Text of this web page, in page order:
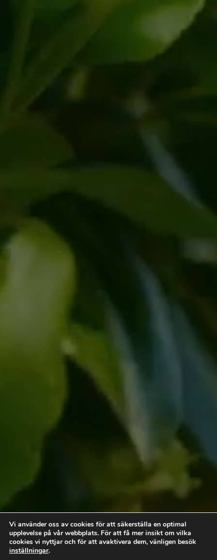
Vi hjälper dig skapa din
drömträdgård
Vi använder oss av cookies för att säkerställa en optimal
upplevelse på vår webbplats. För att få mer insikt om vilka
cookies vi nyttjar och för att avaktivera dem, vänligen besök
inställningar.